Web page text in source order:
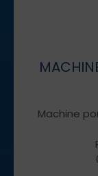
Machine